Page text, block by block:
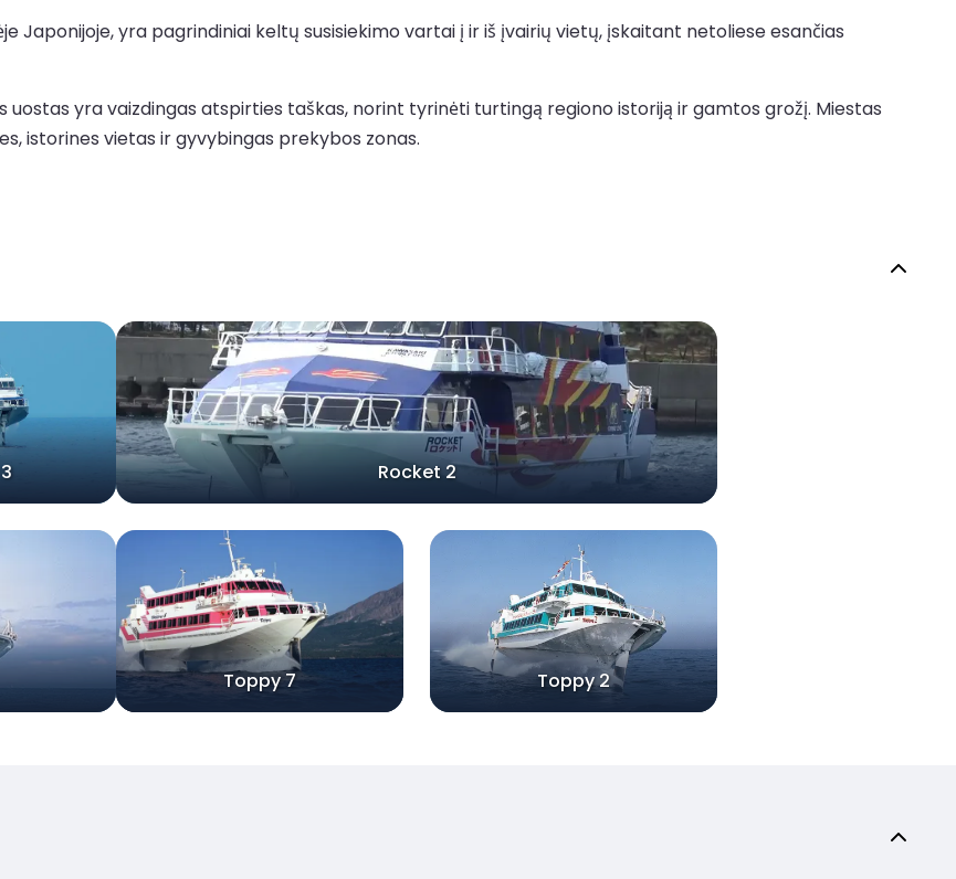
Japonijoje, yra pagrindiniai keltų susisiekimo vartai į ir iš įvairių vietų, įskaitant netoliese esančias
uostas yra vaizdingas atspirties taškas, norint tyrinėti turtingą regiono istoriją ir gamtos grožį. Miestas
istorines vietas ir gyvybingas prekybos zonas.
Rocket 2
Toppy 7 Toppy 2